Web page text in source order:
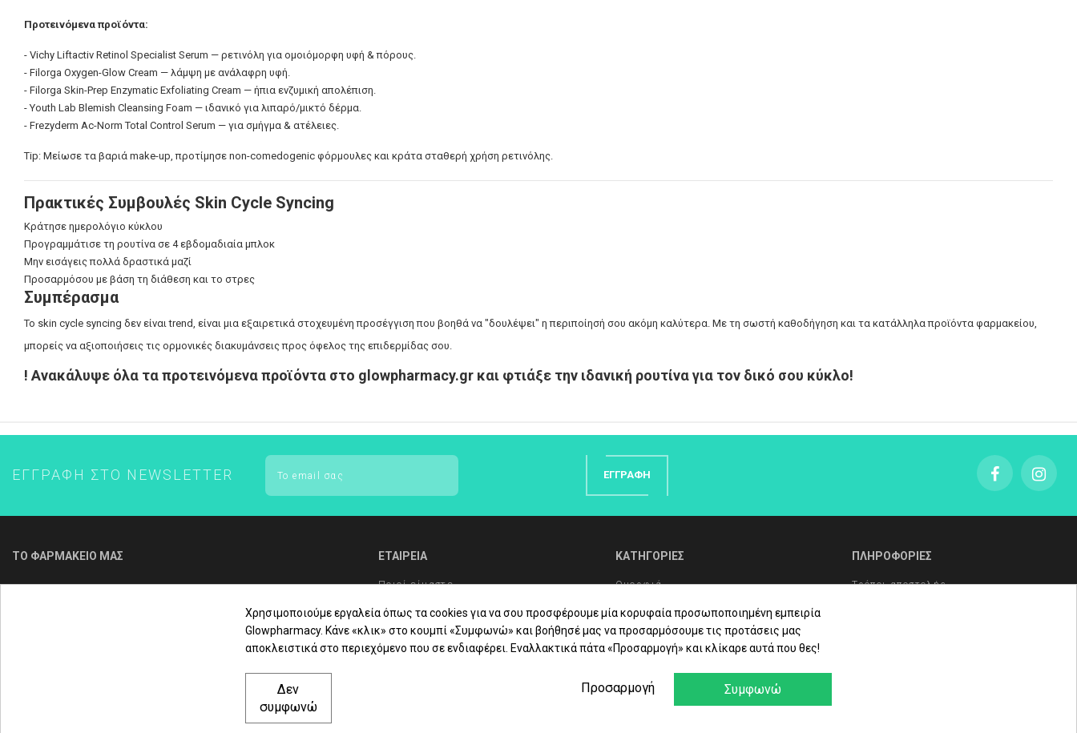
Προτεινόμενα προϊόντα:
- Vichy Liftactiv Retinol Specialist Serum — ρετινόλη για ομοιόμορφη υφή & πόρους.
- Filorga Oxygen-Glow Cream — λάμψη με ανάλαφρη υφή.
- Filorga Skin-Prep Enzymatic Exfoliating Cream — ήπια ενζυμική απολέπιση.
- Youth Lab Blemish Cleansing Foam — ιδανικό για λιπαρό/μικτό δέρμα.
- Frezyderm Ac-Norm Total Control Serum — για σμήγμα & ατέλειες.
Tip: Μείωσε τα βαριά make-up, προτίμησε non-comedogenic φόρμουλες και κράτα σταθερή χρήση ρετινόλης.
Πρακτικές Συμβουλές Skin Cycle Syncing
Κράτησε ημερολόγιο κύκλου
Προγραμμάτισε τη ρουτίνα σε 4 εβδομαδιαία μπλοκ
Μην εισάγεις πολλά δραστικά μαζί
Προσαρμόσου με βάση τη διάθεση και το στρες
Συμπέρασμα
Το skin cycle syncing δεν είναι trend, είναι μια εξαιρετικά στοχευμένη προσέγγιση που βοηθά να "δουλέψει" η περιποίησή σου ακόμη καλύτερα. Με τη σωστή καθοδήγηση και τα κατάλληλα προϊόντα φαρμακείου,
μπορείς να αξιοποιήσεις τις ορμονικές διακυμάνσεις προς όφελος της επιδερμίδας σου.
! Ανακάλυψε όλα τα προτεινόμενα προϊόντα στο glowpharmacy.gr και φτιάξε την ιδανική ρουτίνα για τον δικό σου κύκλο!
ΕΓΓΡΑΦΉ ΣΤΟ NEWSLETTER ΕΓΓΡΑΦΉ
ΤΟ ΦΑΡΜΑΚΕΙΟ ΜΑΣ
Για τηλεφωνική παραγγελία & εξυπηρέτηση
ΕΤΑΙΡΕΙΑ
Ποιοί είμαστε
Συχνές Ερωτήσεις
Συμβουλές Υγείας
ΚΑΤΗΓΟΡΙΕΣ
Ομορφιά
Υγιεινή Σώματος
Στοματική Υγιεινή
Φαρμακείο
ΠΛΗΡΟΦΟΡΙΕΣ
Τρόποι αποστολής
Χρησιμοποιούμε εργαλεία όπως τα cookies για να σου προσφέρουμε μία κορυφαία προσωποποιημένη εμπειρία
Glowpharmacy. Κάνε «κλικ» στο κουμπί «Συμφωνώ» και βοήθησέ μας να προσαρμόσουμε τις προτάσεις μας
αποκλειστικά στο περιεχόμενο που σε ενδιαφέρει. Εναλλακτικά πάτα «Προσαρμογή» και κλίκαρε αυτά που θες!
Συμφωνώ
Δεν
συμφωνώ
Προσαρμογή